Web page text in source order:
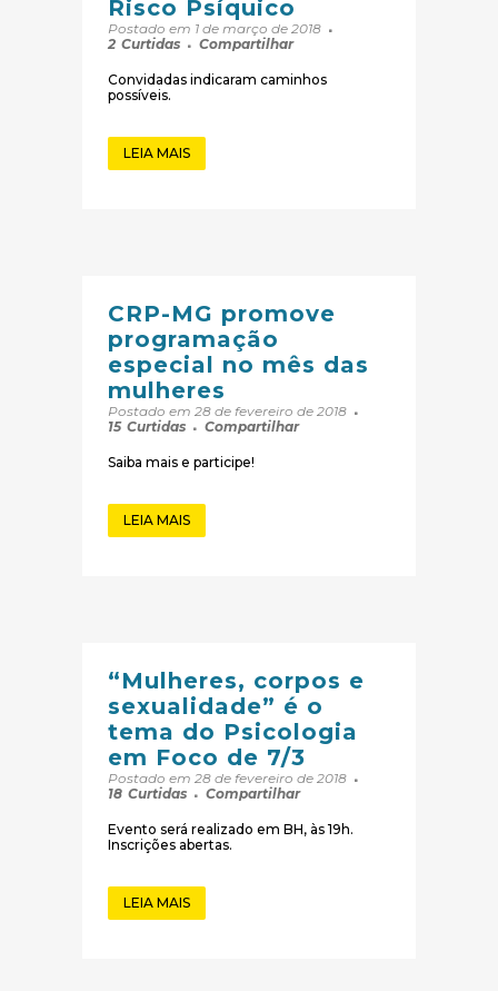
Risco Psíquico
Postado em 1 de março de 2018
2 Curtidas Compartilhar
Convidadas indicaram caminhos
possíveis.
LEIA MAIS
CRP-MG promove
programação
especial no mês das
mulheres
Postado em 28 de fevereiro de 2018
15 Curtidas Compartilhar
Saiba mais e participe!
LEIA MAIS
“Mulheres, corpos e
sexualidade” é o
tema do Psicologia
em Foco de 7/3
Postado em 28 de fevereiro de 2018
18 Curtidas Compartilhar
Evento será realizado em BH, às 19h.
Inscrições abertas.
LEIA MAIS